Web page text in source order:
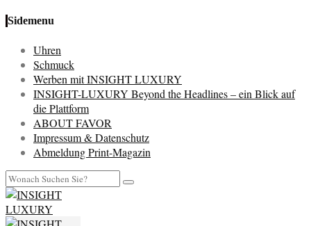
Sidemenu
Uhren
Schmuck
Werben mit INSIGHT LUXURY
INSIGHT-LUXURY Beyond the Headlines – ein Blick auf
die Plattform
ABOUT FAVOR
Impressum & Datenschutz
Abmeldung Print-Magazin